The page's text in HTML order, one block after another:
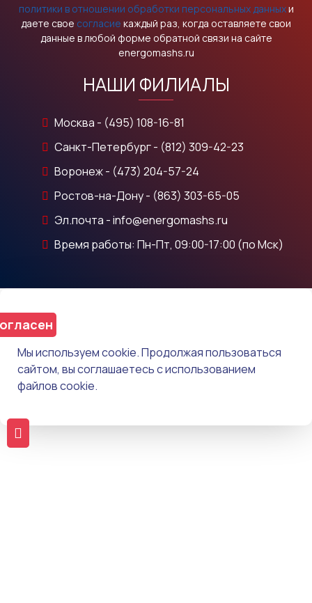
политики в отношении обработки персональных данныхи
даете свое согласие каждый раз, когда оставляете свои
данные в любой форме обратной связи на сайте
energomashs.ru
НАШИ ФИЛИАЛЫ
Москва - (495) 108-16-81
Санкт-Петербург - (812) 309-42-23
Воронеж - (473) 204-57-24
Ростов-на-Дону - (863) 303-65-05
Эл.почта - info@energomashs.ru
Время работы: Пн-Пт, 09:00-17:00 (по Мск)
Мы используем cookie. Продолжая пользоваться
сайтом, вы соглашаетесь с использованием
файлов cookie.